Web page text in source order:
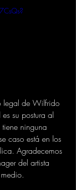
legal de Wilfrido
su postura al
ninguna
caso está en los
Agradecemos
del artista